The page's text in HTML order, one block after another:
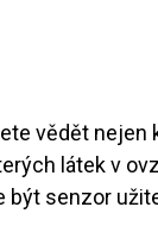
vědět nejen
látek v
být senzor